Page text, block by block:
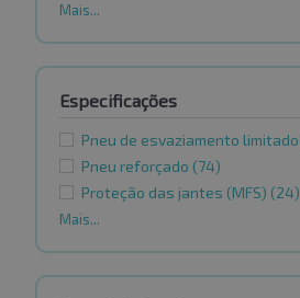
Mais...
Especificações
Pneu de esvaziamento limitado
Pneu reforçado (74)
Proteção das jantes (MFS) (24)
Mais...